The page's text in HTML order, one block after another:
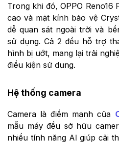
Trong khi đó, OPPO Reno16
cao và mặt kính bảo vệ
dễ quan sát ngoài trời và
sử dụng. Cả 2 đều hỗ trợ
hình bị ướt, mang lại trải
điều kiện sử dụng.
Hệ thống camera
Camera là điểm mạnh của
mẫu máy đều sở hữu
nhiều tính năng AI giúp cải